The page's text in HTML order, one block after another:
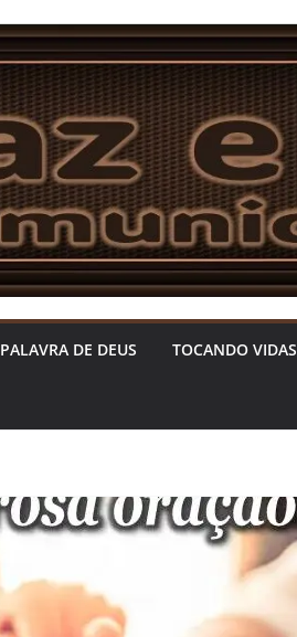
PALAVRA DE DEUS TOCANDO VIDAS